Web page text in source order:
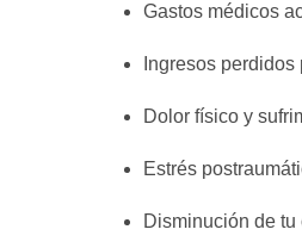
Gastos médicos
Ingresos
Dolor físico y
Estrés
Disminución de